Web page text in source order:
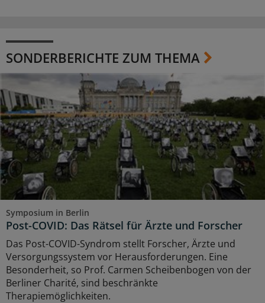
SONDERBERICHTE ZUM THEMA
Symposium in Berlin
Post-COVID: Das Rätsel für Ärzte und Forscher
Das Post-COVID-Syndrom stellt Forscher, Ärzte und
Versorgungssystem vor Herausforderungen. Eine
Besonderheit, so Prof. Carmen Scheibenbogen von der
Berliner Charité, sind beschränkte
Therapiemöglichkeiten.